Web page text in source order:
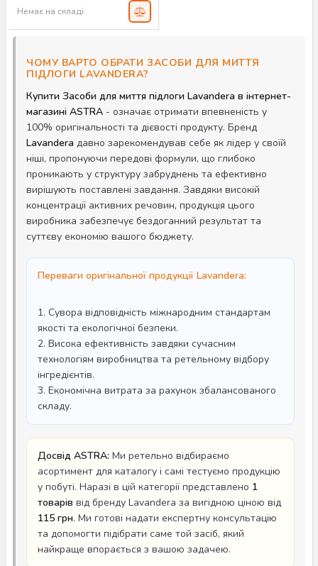
Немає на складі
ЧОМУ ВАРТО ОБРАТИ ЗАСОБИ ДЛЯ МИТТЯ
ПІДЛОГИ LAVANDERA?
Купити Засоби для миття підлоги Lavandera в інтернет-
магазині ASTRA - означає отримати впевненість у
100% оригінальності та дієвості продукту. Бренд
Lavandera давно зарекомендував себе як лідер у своїй
ніші, пропонуючи передові формули, що глибоко
проникають у структуру забруднень та ефективно
вирішують поставлені завдання. Завдяки високій
концентрації активних речовин, продукція цього
виробника забезпечує бездоганний результат та
суттєву економію вашого бюджету.
Переваги оригінальної продукції Lavandera:
1. Сувора відповідність міжнародним стандартам
якості та екологічної безпеки.
2. Висока ефективність завдяки сучасним
технологіям виробництва та ретельному відбору
інгредієнтів.
3. Економічна витрата за рахунок збалансованого
складу.
Досвід ASTRA: Ми ретельно відбираємо
асортимент для каталогу і самі тестуємо продукцію
у побуті. Наразі в цій категорії представлено 1
товарів від бренду Lavandera за вигідною ціною від
115 грн. Ми готові надати експертну консультацію
та допомогти підібрати саме той засіб, який
найкраще впорається з вашою задачею.